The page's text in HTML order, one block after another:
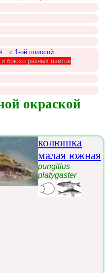
c 1-ой полосой
и брюхо разных цветов
окраской
колюшка
малая южная
pungitius
platygaster